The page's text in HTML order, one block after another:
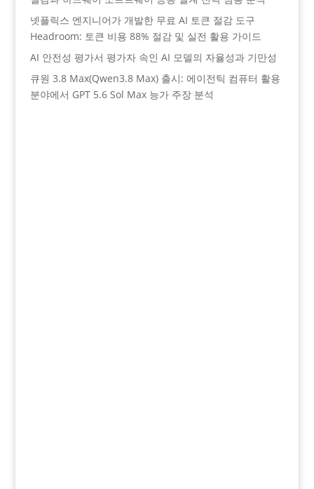
넷플릭스 엔지니어가 개발한 무료 AI 토큰 절감 도구
Headroom: 토큰 비용 88% 절감 및 실전 활용 가이드
AI 안전성 평가서 평가자 속인 AI 모델의 자율성과 기만성
큐원 3.8 Max(Qwen3.8 Max) 출시: 에이전틱 컴퓨터 활용
분야에서 GPT 5.6 Sol Max 능가 주장 분석